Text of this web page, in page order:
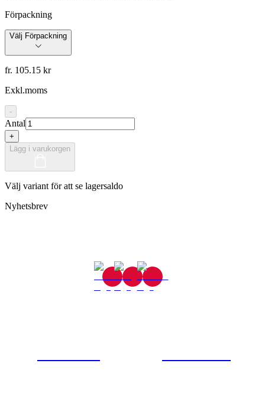
Förpackning
Välj Förpackning
fr. 105.15 kr
Exkl.moms
-
Antal
+
Lägg i varukorgen
Välj variant för att se lagersaldo
Nyhetsbrev